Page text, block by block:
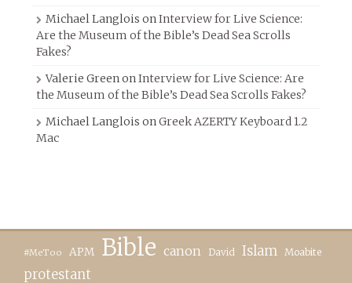
Michael Langlois onInterview for Live Science:
Are the Museum of the Bible’s Dead Sea Scrolls
Fakes?
Valerie GreenonInterview for Live Science: Are
the Museum of the Bible’s Dead Sea Scrolls Fakes?
Michael Langlois onGreek AZERTY Keyboard 1.2
Mac
#MeToo APM Bible canon David Islam Moabite
protestant